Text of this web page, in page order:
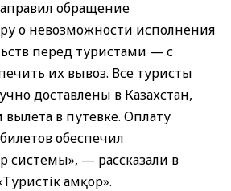
обращение
о невозможности исполнения
перед туристами — с
их вывоз. Все туристы
доставлены в Казахстан,
вылета в путевке. Оплату
обеспечил
системы», — рассказали в
Қамқор».